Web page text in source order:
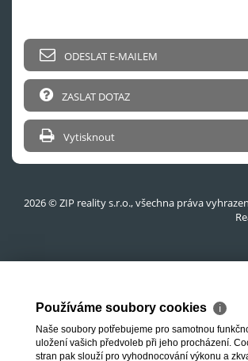
ODESLAT E-MAILEM
ZASLAT DOTAZ
Vytisknout
2026 © ZIP reality s.r.o., všechna práva
Používáme soubory cookies ℹ
Naše soubory potřebujeme pro samotnou
uložení vašich předvoleb při jeho procházení.
stran pak slouží pro vyhodnocování výkonu a